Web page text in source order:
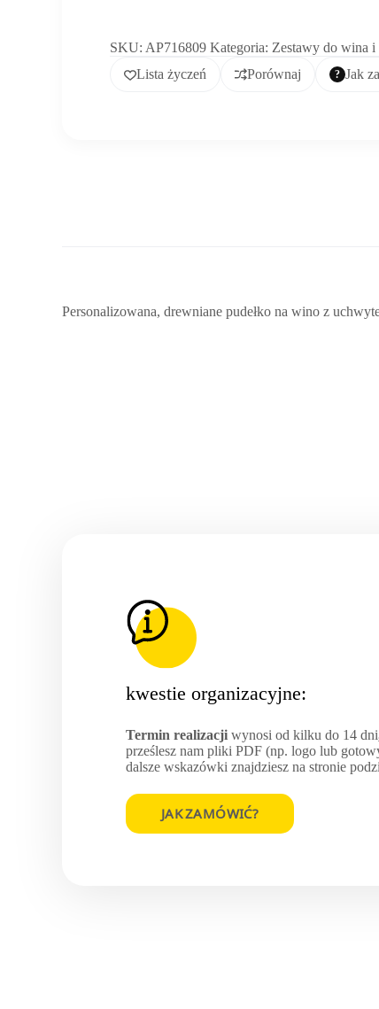
SKU: AP716809 Kategoria: Zestawy do wina i
Lista życzeń
Porównaj Jak
Personalizowana, drewniane pudełko na wino z
kwestie organizacyjne:
Termin realizacji wynosi od kilku do 14 dni
prześlesz nam pliki PDF (np. logo lub
dalsze wskazówki znajdziesz na stronie
JAK ZAMÓWIĆ?